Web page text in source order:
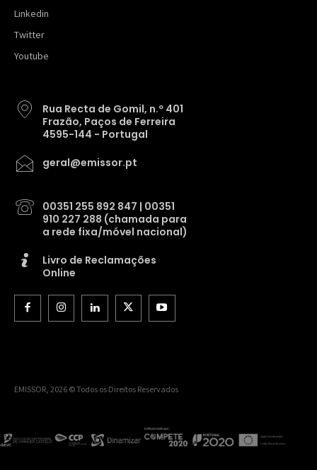
Linkedin
Twitter
Youtube
Rua Recta de Gomil, n.º 401
Frazão, Paços de Ferreira
4595-144 - Portugal
geral@emissor.pt
00351 255 892 847 | 00351
910 227 288 (chamada para
a rede fixa/móvel nacional)
Livro de Reclamações
Online
EMISSOR, 2026 © Todos os Direitos Reservados